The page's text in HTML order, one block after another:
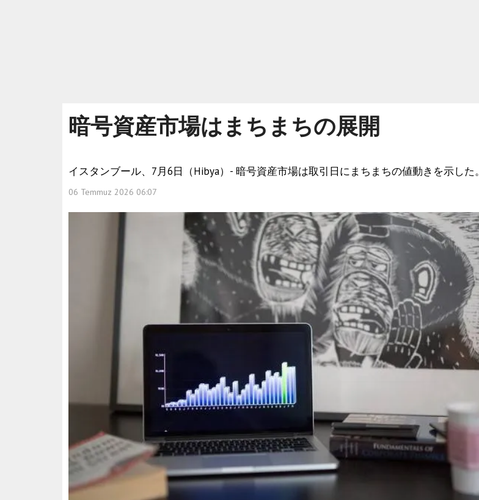
暗号資産市場はまちまちの展開
イスタンブール、7月6日（Hibya）- 暗号資産市場は取引日にまちまちの値動きを示した。
06 Temmuz 2026 06:07